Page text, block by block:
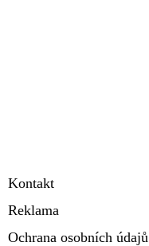
Kontakt
Reklama
Ochrana osobních údajů